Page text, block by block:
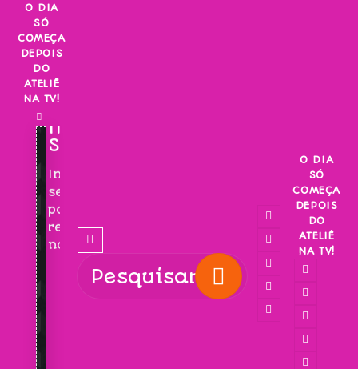
Skip
content
O DIA
SÓ
COMEÇA
DEPOIS
DO
ATELIÊ
NA TV!
INSCREVA-
SE!
Inscreva-
se
para
receber
novidades!
O DIA
SÓ
COMEÇA
DEPOIS
DO
ATELIÊ
NA TV!